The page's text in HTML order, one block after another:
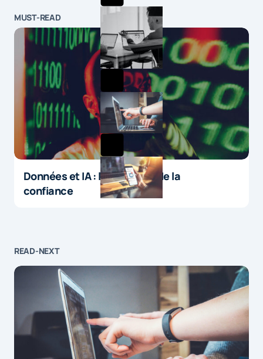
MUST-READ
Données et IA : le paradoxe de la
confiance
READ-NEXT